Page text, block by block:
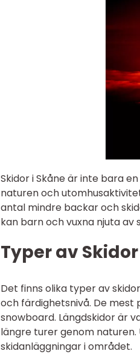
Skidor i Skåne är inte bara
naturen och
antal mindre backar och
kan barn och vuxna njuta av
Typer av
Det finns olika typer av
och färdighetsnivå. De
snowboard. Längdskidor är
längre turer genom
skidanläggningar i området.